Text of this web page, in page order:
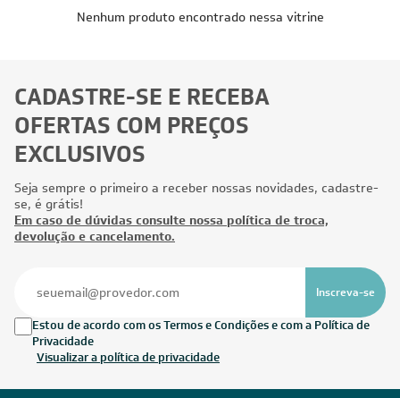
Nenhum produto encontrado nessa vitrine
CADASTRE-SE E RECEBA
OFERTAS COM PREÇOS
EXCLUSIVOS
Seja sempre o primeiro a receber nossas novidades, cadastre-
se, é grátis!
Em caso de dúvidas consulte nossa política de troca,
devolução e cancelamento.
Inscreva-se
Estou de acordo com os Termos e Condições e com a Política de
Privacidade
Visualizar a política de privacidade